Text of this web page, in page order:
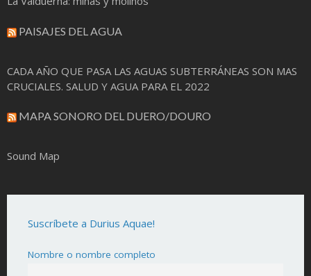
PAISAJES DEL AGUA
CADA AÑO QUE PASA LAS AGUAS SUBTERRÁNEAS SON MAS
CRUCIALES. SALUD Y AGUA PARA EL 2022
MAPA SONORO DEL DUERO/DOURO
Sound Map
Suscríbete a Durius Aquae!
Nombre o nombre completo